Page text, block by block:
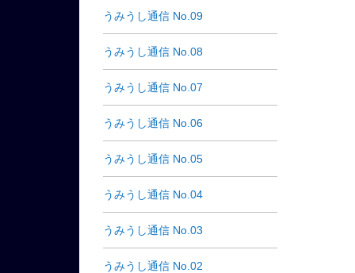
うみうし通信 No.09
うみうし通信 No.08
うみうし通信 No.07
うみうし通信 No.06
うみうし通信 No.05
うみうし通信 No.04
うみうし通信 No.03
うみうし通信 No.02